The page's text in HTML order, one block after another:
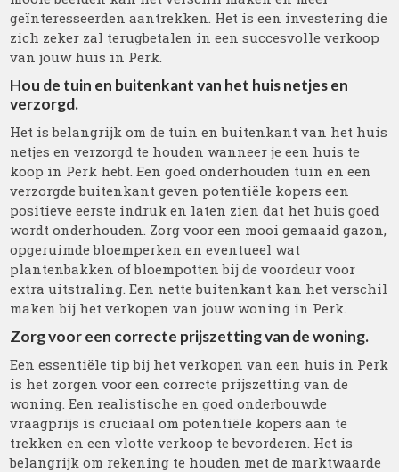
geïnteresseerden aantrekken. Het is een investering die
zich zeker zal terugbetalen in een succesvolle verkoop
van jouw huis in Perk.
Hou de tuin en buitenkant van het huis netjes en
verzorgd.
Het is belangrijk om de tuin en buitenkant van het huis
netjes en verzorgd te houden wanneer je een huis te
koop in Perk hebt. Een goed onderhouden tuin en een
verzorgde buitenkant geven potentiële kopers een
positieve eerste indruk en laten zien dat het huis goed
wordt onderhouden. Zorg voor een mooi gemaaid gazon,
opgeruimde bloemperken en eventueel wat
plantenbakken of bloempotten bij de voordeur voor
extra uitstraling. Een nette buitenkant kan het verschil
maken bij het verkopen van jouw woning in Perk.
Zorg voor een correcte prijszetting van de woning.
Een essentiële tip bij het verkopen van een huis in Perk
is het zorgen voor een correcte prijszetting van de
woning. Een realistische en goed onderbouwde
vraagprijs is cruciaal om potentiële kopers aan te
trekken en een vlotte verkoop te bevorderen. Het is
belangrijk om rekening te houden met de marktwaarde